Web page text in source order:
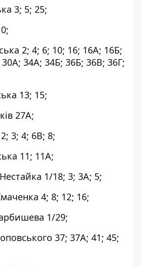
3; 5; 25;
2; 4; 6; 10; 16; 16А; 16Б;
34А; 34Б; 36Б; 36В; 36Г;
13; 15;
27А;
3; 4; 6В; 8;
11; 11А;
1/18; 3; 3А; 5;
4; 8; 12; 16;
1/29;
37; 37А; 41; 45;